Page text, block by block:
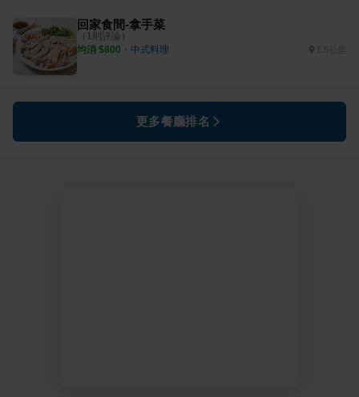
回家食間-拿手菜
（ 1 則評論）
均消 $800 ・ 中式料理 1.5公里
更多餐廳排名